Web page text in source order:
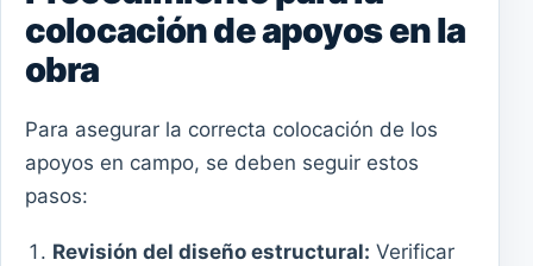
colocación de apoyos en la
obra
Para asegurar la correcta colocación de los
apoyos en campo, se deben seguir estos
pasos:
Revisión del diseño estructural: Verificar